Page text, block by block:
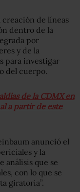
creación de líneas
dentro de la
por
y de la
para investigar
del cuerpo.
de la CDMX en
a partir de este
anunció el
y la
análisis que se
con lo que se
giratoria”.